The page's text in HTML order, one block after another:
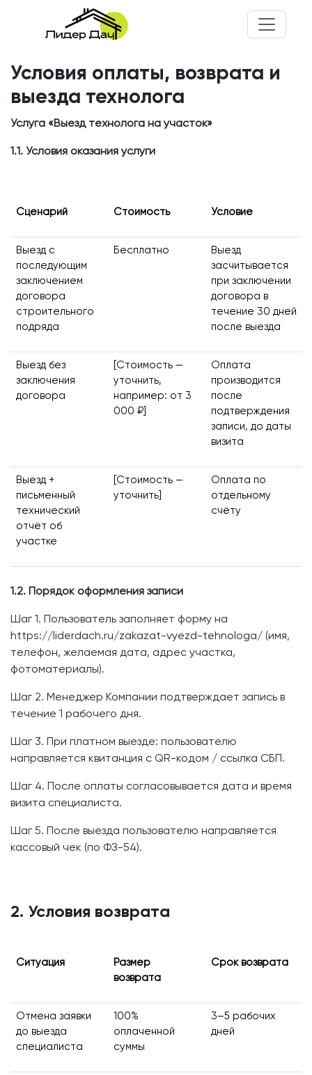
Условия оплаты, возврата и
выезда технолога
Услуга «Выезд технолога на участок»
1.1. Условия оказания услуги
Сценарий Стоимость Условие
Выезд с
последующим
заключением
договора
строительного
подряда
Бесплатно
Выезд
засчитывается
при заключении
договора в
течение 30 дней
после выезда
Выезд без
заключения
договора
[Стоимость —
уточнить,
например: от 3
000 ₽]
Оплата
производится
после
подтверждения
записи, до даты
визита
Выезд +
письменный
технический
отчёт об
участке
[Стоимость —
уточнить]
Оплата по
отдельному
счёту
1.2. Порядок оформления записи
Шаг 1. Пользователь заполняет форму на
https://liderdach.ru/zakazat-vyezd-tehnologa/ (имя,
телефон, желаемая дата, адрес участка,
фотоматериалы).
Шаг 2. Менеджер Компании подтверждает запись в
течение 1 рабочего дня.
Шаг 3. При платном выезде: пользователю
направляется квитанция с QR-кодом / ссылка СБП.
Шаг 4. После оплаты согласовывается дата и время
визита специалиста.
Шаг 5. После выезда пользователю направляется
кассовый чек (по ФЗ-54).
2. Условия возврата
Ситуация
Размер
возврата
Срок возврата
Отмена заявки
до выезда
специалиста
100%
оплаченной
суммы
3–5 рабочих
дней